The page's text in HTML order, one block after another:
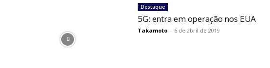
Destaque
5G: entra em operação nos EUA
Takamoto - 6 de abril de 2019